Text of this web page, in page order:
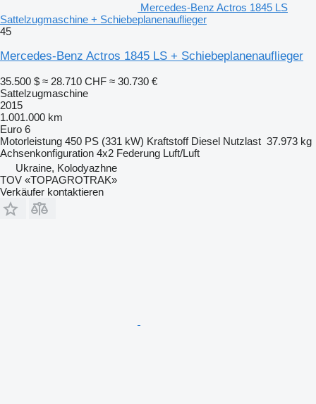
Mercedes-Benz Actros 1845 LS
Sattelzugmaschine + Schiebeplanenauflieger
45
Mercedes-Benz Actros 1845 LS + Schiebeplanenauflieger
35.500 $ ≈ 28.710 CHF ≈ 30.730 €
Sattelzugmaschine
2015
1.001.000 km
Euro 6
Motorleistung 450 PS (331 kW) Kraftstoff Diesel Nutzlast 37.973 kg
Achsenkonfiguration 4x2 Federung Luft/Luft
Ukraine, Kolodyazhne
TOV «TOPAGROTRAK»
Verkäufer kontaktieren